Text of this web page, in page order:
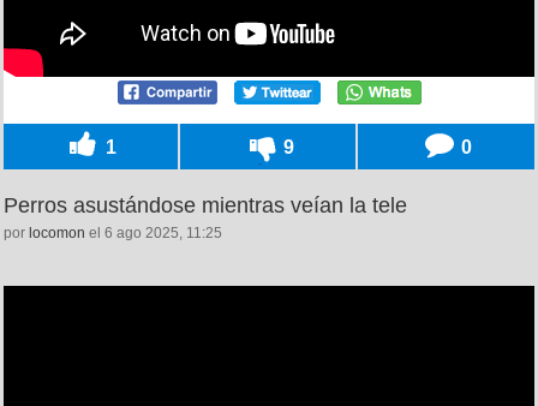
1 9 0
Perros asustándose mientras veían la tele
por locomon el 6 ago 2025, 11:25